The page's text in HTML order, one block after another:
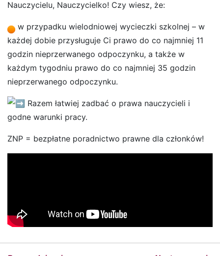
Nauczycielu, Nauczycielko! Czy wiesz, że:
w przypadku wielodniowej wycieczki szkolnej – w
każdej dobie przysługuje Ci prawo do co najmniej 11
godzin nieprzerwanego odpoczynku, a także w
każdym tygodniu prawo do co najmniej 35 godzin
nieprzerwanego odpoczynku.
Razem łatwiej zadbać o prawa nauczycieli i
godne warunki pracy.
ZNP = bezpłatne poradnictwo prawne dla członków!